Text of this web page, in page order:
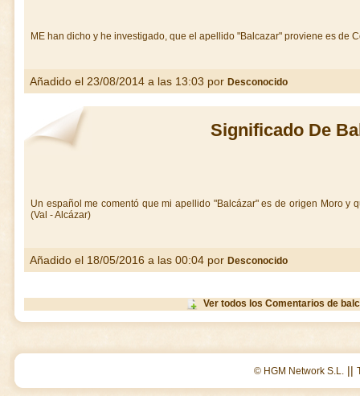
ME han dicho y he investigado, que el apellido "Balcazar" proviene es de
Añadido el 23/08/2014 a las 13:03 por Desconocido
Significado De
Un español me comentó que mi apellido "Balcázar" es de origen Moro y
(Val - Alcázar)
Añadido el 18/05/2016 a las 00:04 por Desconocido
Ver todos los Comentarios de
© HGM Network S.L. ||